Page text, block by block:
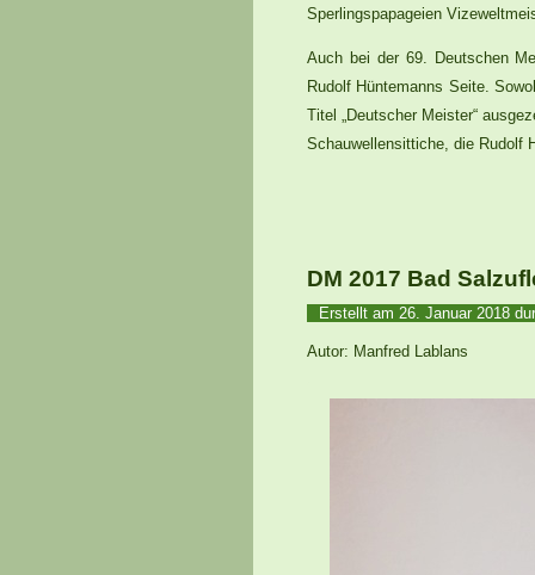
Sperlingspapageien
Auch bei der 69. Deutschen
Rudolf Hüntemanns Seite.
Titel „Deutscher Meister“
Schauwellensittiche, die Rudolf
DM 2017 Bad
Erstellt am 26. Januar 2018
Autor: Manfred Lablans